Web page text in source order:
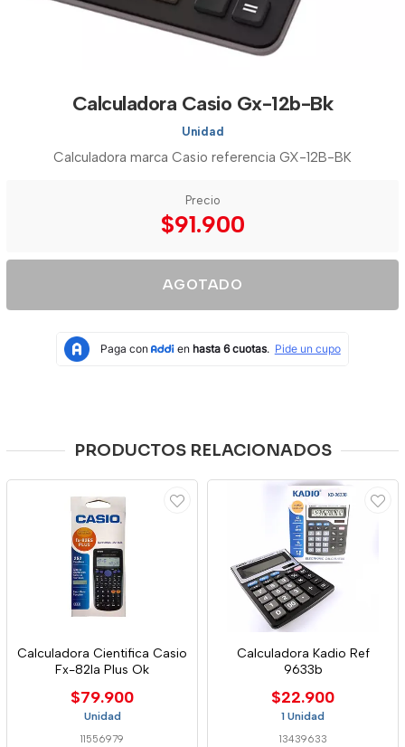
Calculadora Casio Gx-12b-Bk
Unidad
Calculadora marca Casio referencia GX-12B-BK
Precio
$91.900
AGOTADO
PRODUCTOS RELACIONADOS
Calculadora Cientifica Casio
Fx-82la Plus Ok
$79.900
Unidad
11556979
Calculadora Kadio Ref
9633b
$22.900
1 Unidad
13439633